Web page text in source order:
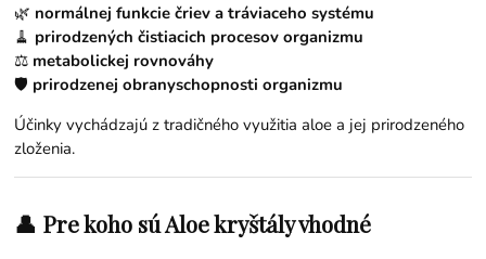
🌿 normálnej funkcie čriev a tráviaceho systému
🧹 prirodzených čistiacich procesov organizmu
⚖️ metabolickej rovnováhy
🛡️ prirodzenej obranyschopnosti organizmu
Účinky vychádzajú z tradičného využitia aloe a jej prirodzeného
zloženia.
👤 Pre koho sú Aloe kryštály vhodné